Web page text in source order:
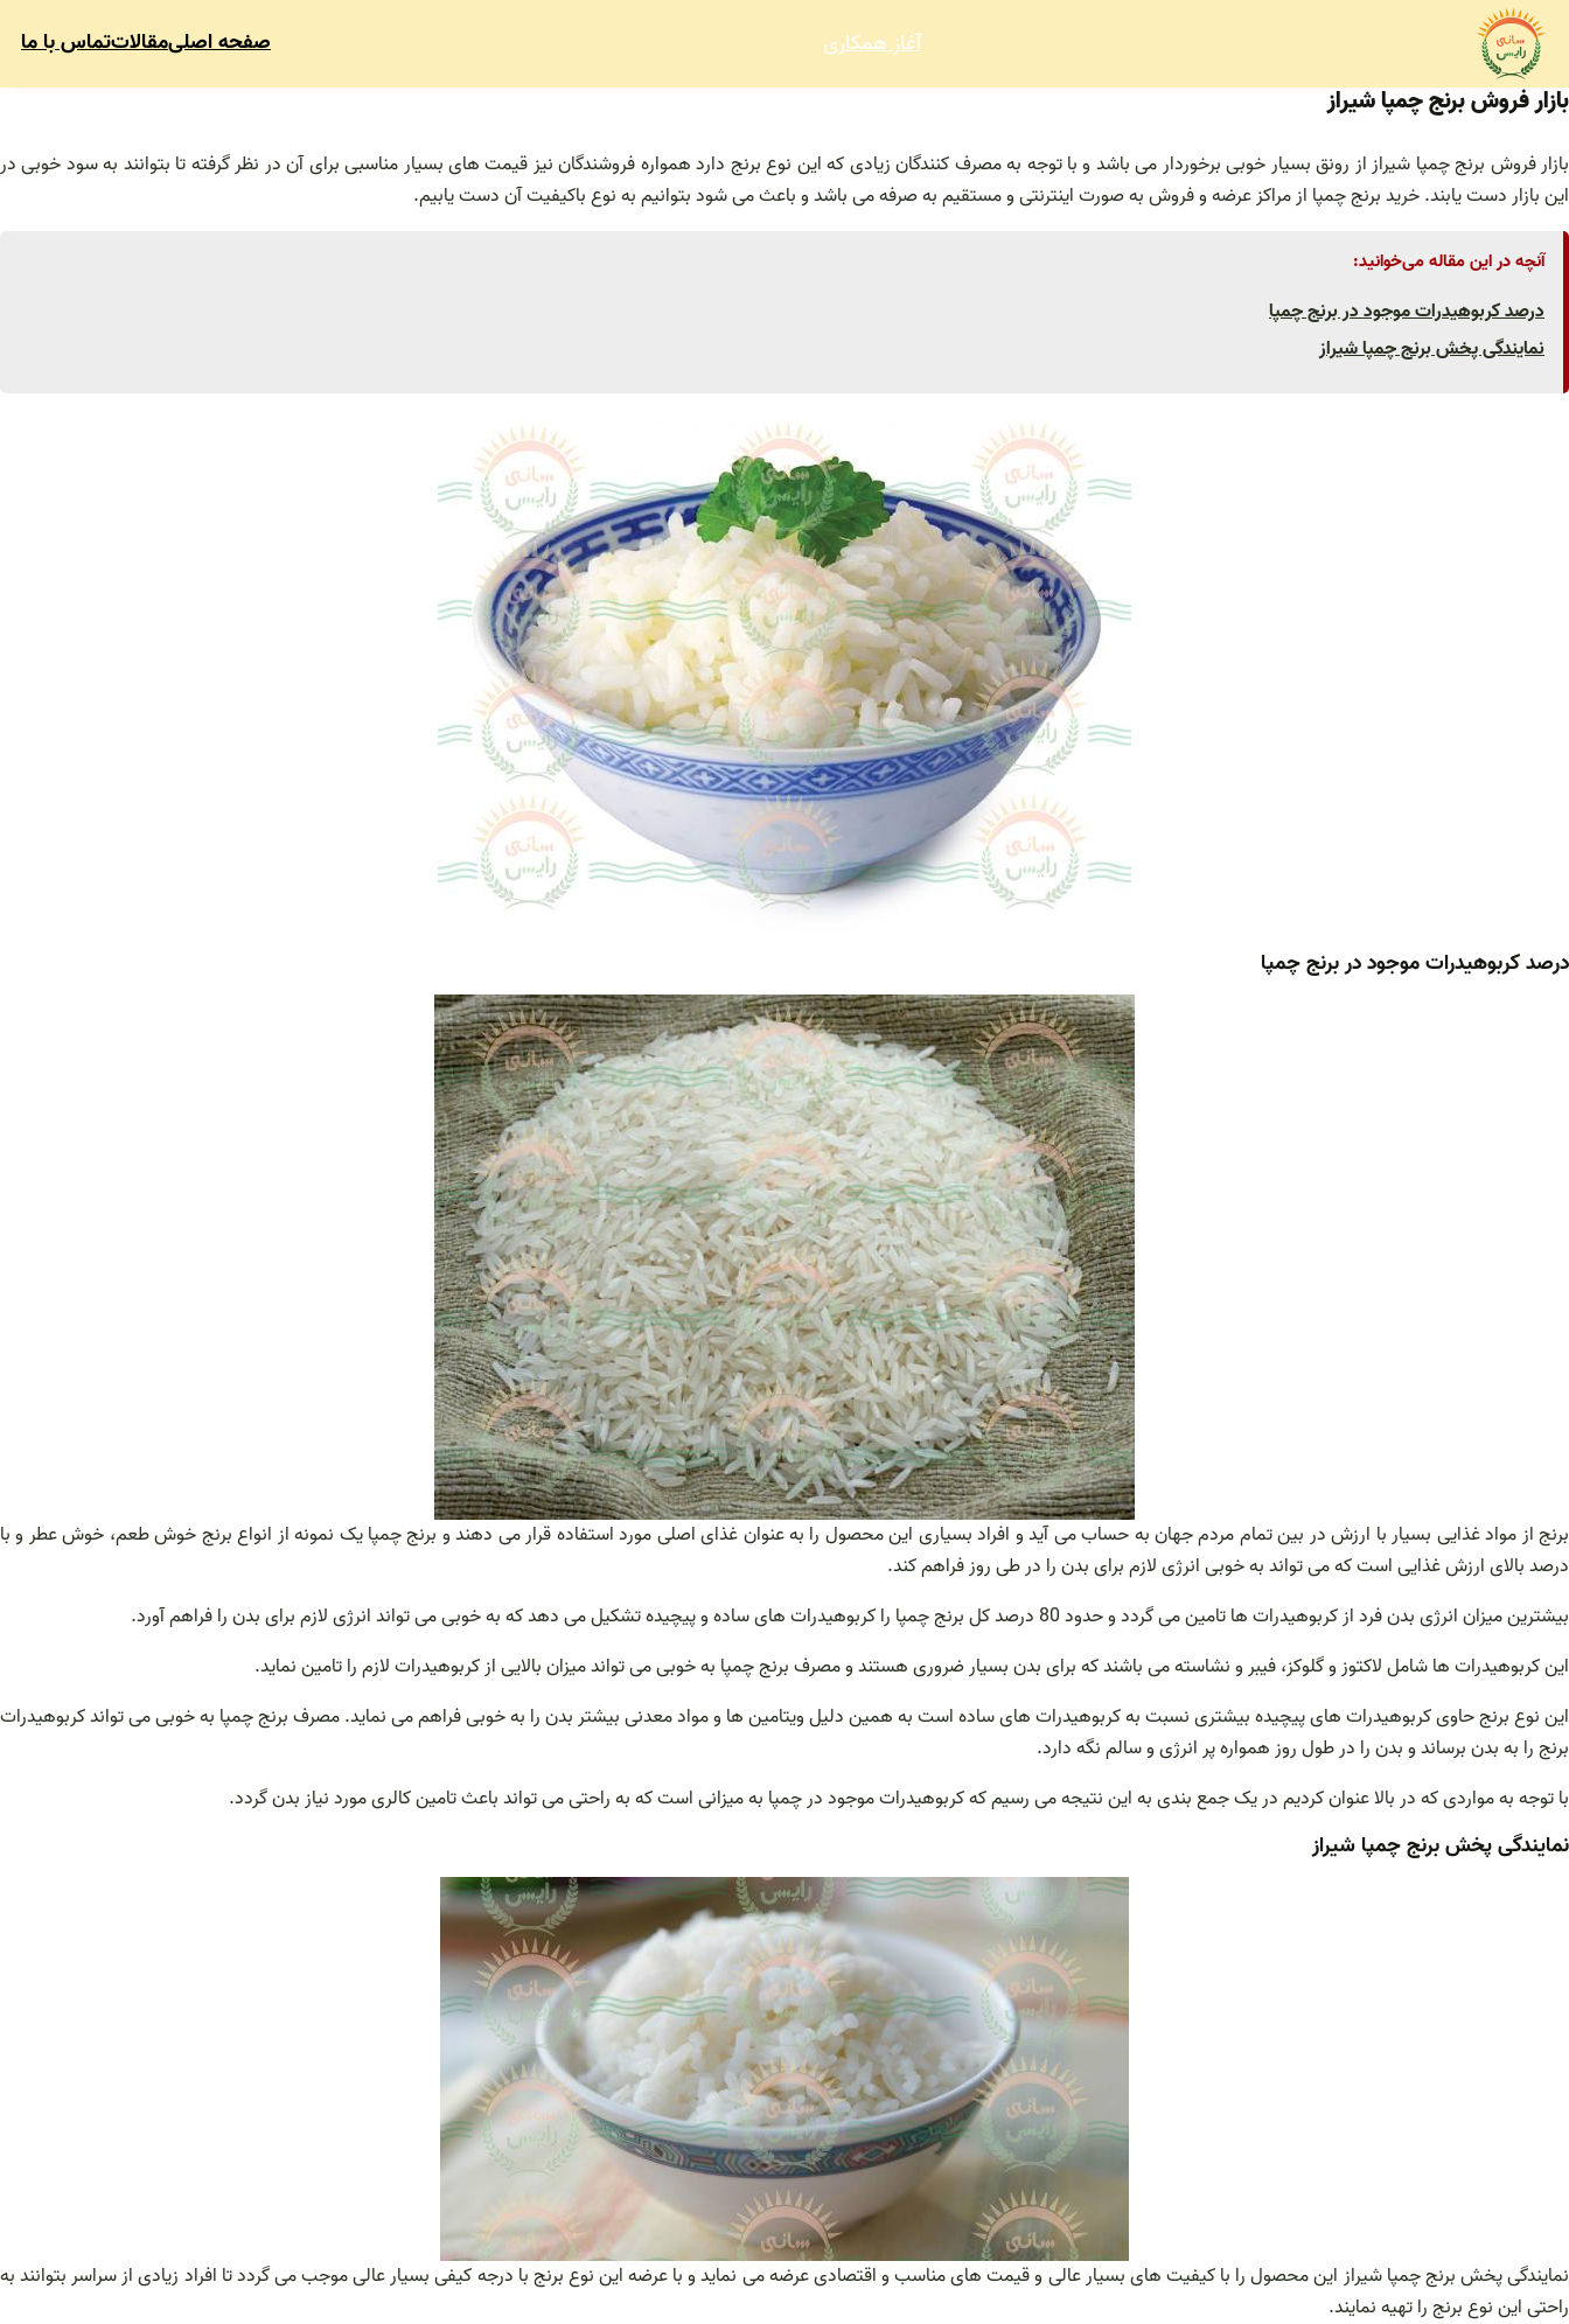
محتوا
آغاز همکاری صفحه اصلیمقالاتتماس با ما
بازار فروش برنج چمپا شیراز
بازار فروش برنج چمپا شیراز از رونق بسیار خوبی برخوردار می باشد و با توجه به مصرف کنندگان زیادی که این نوع برنج دارد همواره فروشندگان نیز قیمت های بسیار مناسبی برای آن در نظر گرفته تا بتوانند به سود خوبی در
این بازار دست یابند. خرید برنج چمپا از مراکز عرضه و فروش به صورت اینترنتی و مستقیم به صرفه می باشد و باعث می شود بتوانیم به نوع باکیفیت آن دست یابیم.
آنچه در این مقاله می‌خوانید:
درصد کربوهیدرات موجود در برنج چمپا
نمایندگی پخش برنج چمپا شیراز
درصد کربوهیدرات موجود در برنج چمپا
برنج از مواد غذایی بسیار با ارزش در بین تمام مردم جهان به حساب می آید و افراد بسیاری این محصول را به عنوان غذای اصلی مورد استفاده قرار می دهند و برنج چمپا یک نمونه از انواع برنج خوش طعم، خوش عطر و با
درصد بالای ارزش غذایی است که می تواند به خوبی انرژی لازم برای بدن را در طی روز فراهم کند.
بیشترین میزان انرژی بدن فرد از کربوهیدرات ها تامین می گردد و حدود 80 درصد کل برنج چمپا را کربوهیدرات های ساده و پیچیده تشکیل می دهد که به خوبی می تواند انرژی لازم برای بدن را فراهم آورد.
این کربوهیدرات ها شامل لاکتوز و گلوکز، فیبر و نشاسته می باشند که برای بدن بسیار ضروری هستند و مصرف برنج چمپا به خوبی می تواند میزان بالایی از کربوهیدرات لازم را تامین نماید.
این نوع برنج حاوی کربوهیدرات های پیچیده بیشتری نسبت به کربوهیدرات های ساده است به همین دلیل ویتامین ها و مواد معدنی بیشتر بدن را به خوبی فراهم می نماید. مصرف برنج چمپا به خوبی می تواند کربوهیدرات
برنج را به بدن برساند و بدن را در طول روز همواره پر انرژی و سالم نگه دارد.
با توجه به مواردی که در بالا عنوان کردیم در یک جمع بندی به این نتیجه می رسیم که کربوهیدرات موجود در چمپا به میزانی است که به راحتی می تواند باعث تامین کالری مورد نیاز بدن گردد.
نمایندگی پخش برنج چمپا شیراز
نمایندگی پخش برنج چمپا شیراز این محصول را با کیفیت های بسیار عالی و قیمت های مناسب و اقتصادی عرضه می نماید و با عرضه این نوع برنج با درجه کیفی بسیار عالی موجب می گردد تا افراد زیادی از سراسر بتوانند به
راحتی این نوع برنج را تهیه نمایند.